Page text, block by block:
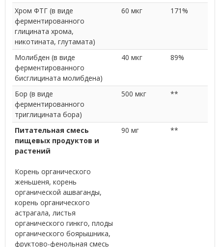
Хром ФТГ (в виде
ферментированного
глицината хрома,
никотината, глутамата)
60 мкг 171%
Молибден (в виде
ферментированного
бисглицината молибдена)
40 мкг 89%
Бор (в виде
ферментированного
триглицината бора)
500 мкг **
Питательная смесь
пищевых продуктов и
растений
Корень органического
женьшеня, корень
органической ашваганды,
корень органического
астрагала, листья
органического гинкго, плоды
органического боярышника,
фруктово-фенольная смесь
90 мг **